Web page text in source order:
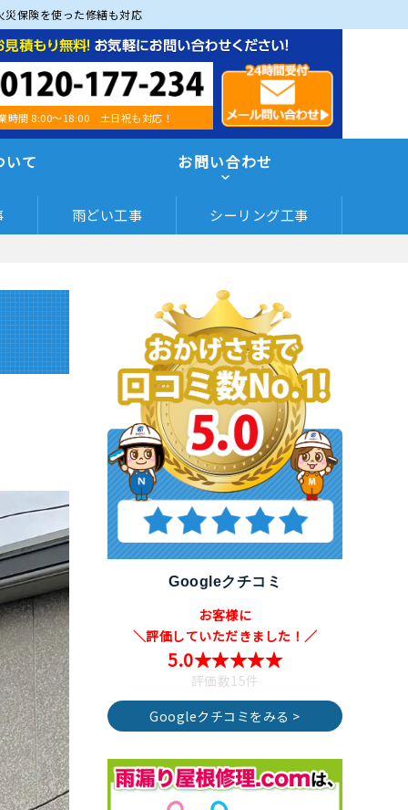
保険を使った修繕も対応
時間 8:00～18:00 土日祝も対応！
いて お問い合わせ
雨どい工事 シーリング工事
Googleクチコミ
お客様に
＼評価していただきました！／
5.0★★★★★
評価数15件
Googleクチコミをみる >